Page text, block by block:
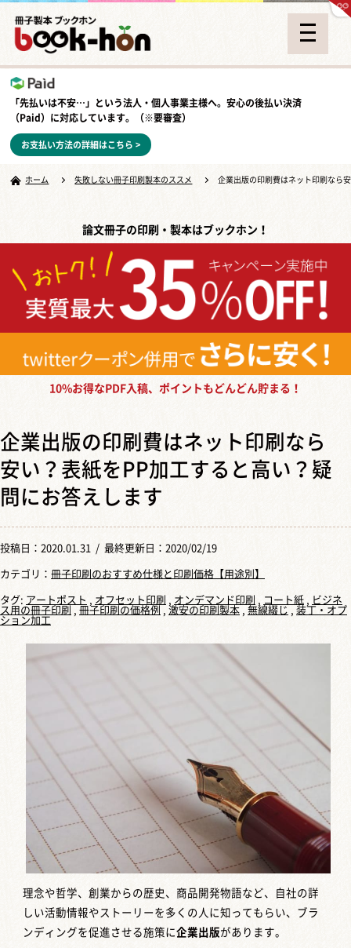
「先払いは不安…」という法人・個人事業主様へ。安心の後払い決済
（Paid） に対応しています。（※要審査）
お支払い方法の詳細はこちら >
ホーム 失敗しない冊子印刷製本のススメ 企業出版の印刷費はネット印刷なら
論文冊子の印刷・製本はブックホン！
10%お得なPDF入稿、ポイントもどんどん貯まる！
企業出版の印刷費はネット印刷なら
安い？表紙をPP加工すると高い？疑
問にお答えします
投稿日： 2020.01.31 / 最終更新日：2020/02/19
カテゴリ： 冊子印刷のおすすめ仕様と印刷価格【用途別】
タグ: アートポスト オフセット印刷 オンデマンド印刷 コート紙
ビジネ
ス用の冊子印刷
冊子印刷の価格例 激安の印刷製本 無線綴じ
装丁・オプ
ション加工
理念や哲学、創業からの歴史、商品開発物語など、自社の詳
しい活動情報やストーリーを多くの人に知ってもらい、ブラ
ンディングを促進させる施策に企業出版があります。